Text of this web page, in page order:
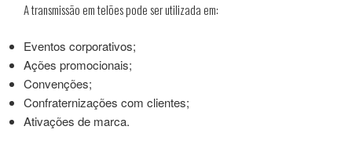
A transmissão em telões pode ser utilizada em:
Eventos corporativos;
Ações promocionais;
Convenções;
Confraternizações com clientes;
Ativações de marca.